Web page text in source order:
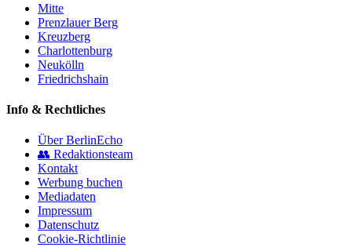
Mitte
Prenzlauer Berg
Kreuzberg
Charlottenburg
Neukölln
Friedrichshain
Info & Rechtliches
Über BerlinEcho
👥 Redaktionsteam
Kontakt
Werbung buchen
Mediadaten
Impressum
Datenschutz
Cookie-Richtlinie